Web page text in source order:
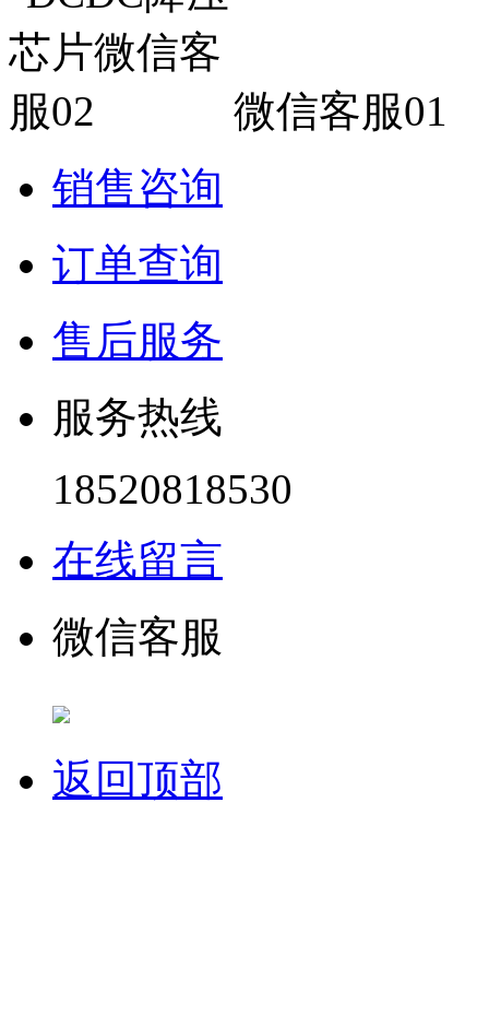
微信客服01
销售咨询
订单查询
售后服务
服务热线
18520818530
在线留言
微信客服
返回顶部